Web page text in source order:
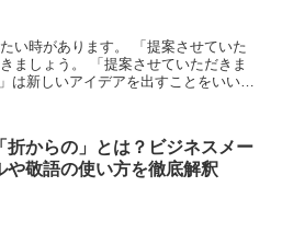
い時があります。 「提案させていた
ましょう。 「提案させていただきま
は新しいアイデアを出すことをいいま
「折からの」とは？ビジネスメー
や敬語の使い方を徹底解釈